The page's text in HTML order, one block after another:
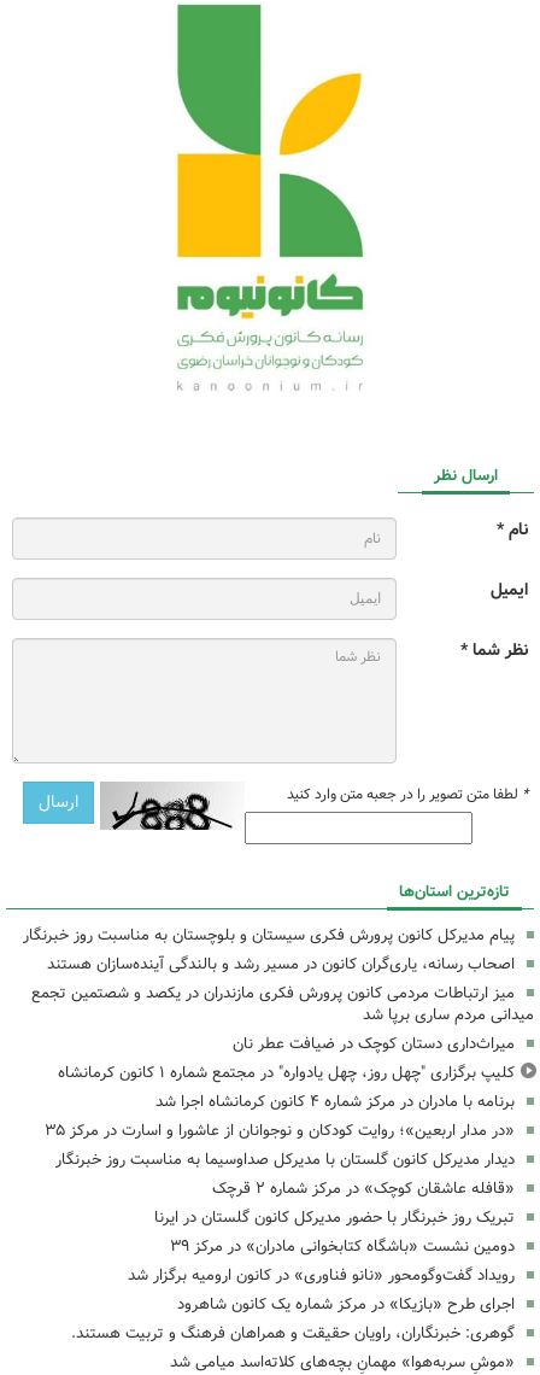
ارسال نظر
نام *
ایمیل
نظر شما *
* لطفا متن تصویر را در جعبه متن وارد کنید
تازه‌ترین استان‌ها
پیام مدیرکل کانون پرورش فکری سیستان و بلوچستان به مناسبت روز خبرنگار
اصحاب رسانه، یاری‌گران کانون در مسیر رشد و بالندگی آینده‌سازان هستند
میز ارتباطات مردمی کانون پرورش فکری مازندران در یکصد و شصتمین تجمع
میدانی مردم ساری برپا شد
میراث‌داری دستان کوچک در ضیافت عطر نان
کلیپ برگزاری "چهل روز، چهل یادواره" در مجتمع شماره ۱ کانون کرمانشاه
برنامه با مادران در مرکز شماره ۴ کانون کرمانشاه اجرا شد
«در مدار اربعین»؛ روایت کودکان و نوجوانان از عاشورا و اسارت در مرکز ۳۵
دیدار مدیرکل کانون گلستان با مدیرکل صداوسیما به مناسبت روز خبرنگار
«قافله عاشقان کوچک» در مرکز شماره ۲ قرچک
تبریک روز خبرنگار با حضور مدیرکل کانون گلستان در ایرنا
دومین نشست «باشگاه کتابخوانی مادران» در مرکز ۳۹
رویداد گفت‌وگومحور «نانو فناوری» در کانون ارومیه برگزار شد
اجرای طرح «بازیکا» در مرکز شماره یک کانون شاهرود
گوهری: خبرنگاران، راویان حقیقت و همراهان فرهنگ و تربیت هستند.
«موشِ سربه‌هوا» مهمانِ بچه‌های کلاته‌اسد میامی شد